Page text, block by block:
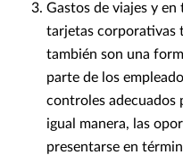
Gastos de viajes y
tarjetas corporativas
también son una
parte de los
controles adecuados
igual manera, las
presentarse en